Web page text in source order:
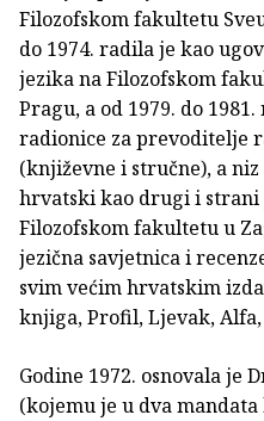
Filozofskom fakultetu
do 1974. radila je kao
jezika na Filozofskom
Pragu, a od 1979. do
radionice za prevoditelje
(književne i stručne), a
hrvatski kao drugi i
Filozofskom fakultetu u
jezična savjetnica i
svim većim hrvatskim
knjiga, Profil, Ljevak,
Godine 1972. osnovala je
(kojemu je u dva